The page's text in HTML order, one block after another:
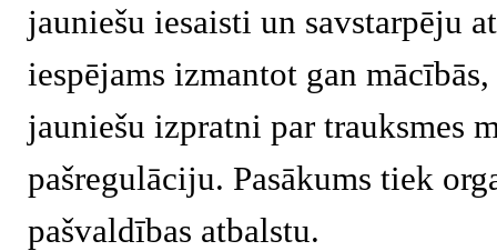
jauniešu iesaisti un savstarpēju
iespējams izmantot gan
jauniešu izpratni par trauksmes
pašregulāciju. Pasākums tiek
pašvaldības atbalstu.